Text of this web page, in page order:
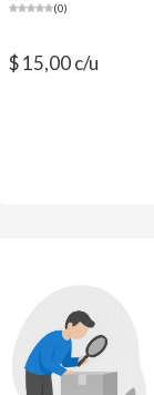
(0)
$ 15,00 c/u